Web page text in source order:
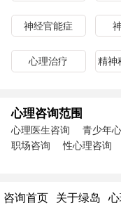
神经官能症
心理治疗 精神
心理咨询范围
心理医生咨询 青少年
职场咨询
性心理咨询
咨询首页 关于绿岛